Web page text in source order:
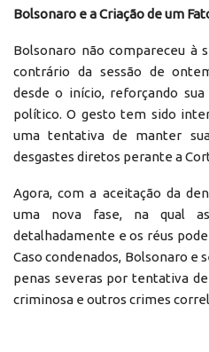
Bolsonaro e a Criação de um
Bolsonaro não compareceu à
contrário da sessão de
desde o início, reforçando
político. O gesto tem sido
uma tentativa de manter
desgastes diretos perante a
Agora, com a aceitação da
uma nova fase, na qual
detalhadamente e os réus
Caso condenados, Bolsonaro e
penas severas por tentativa
criminosa e outros crimes